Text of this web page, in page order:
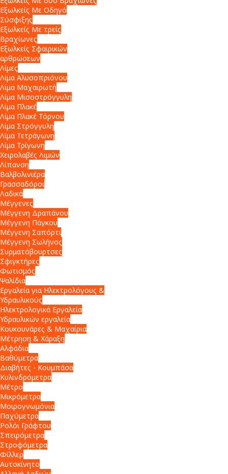
Εξωλκείς Με Οδηγό
Σύσφιξης
Εξωλκείς Με τρείς
Βραχίωνες
Εξωλκείς Σφαιρικών
αρθρώσεων
Λίμες
Λίμα Αλυσοπριόνου
Λίμα Μαχαιρωτή
Λίμα Μισοστρόγγυλη
Λίμα Πλακέ
Λίμα Πλακέ Τόρνου
Λίμα Στρόγγυλη
Λίμα Τετράγωνη
Λίμα Τρίγωνη
Χειρολαβές Λιμών
Λίπανση
Βαλβολινιέρα
Γρασσαδόροι
Λαδικά
Μέγγενες
Μέγγενη Δραπάνου
Μέγγενη Πάγκου
Μέγγενη Σαπόρτι
Μέγγενη Σωλήνος
Συρματόβουρτσες
Σφιγκτήρες
Φωτισμός
Ψαλίδια
Εργαλεία για Ηλεκτρολόγους &
Υδραυλικούς
Ηλεκτρολογικά Εργαλεία
Υδραυλικών εργαλεία
Κουκουνάρες & Μαχαίρια
Μέτρηση & Χάραξη
Αλφάδια
Βαθύμετρα
Διαβήτες - Κουμπάσα
Κυλινδρόμετρα
Μέτρο
Μικρόμετρα
Μοιρογνωμόνια
Παχύμετρα
Ρολόι Γράφτου
Σπειρόμετρα
Στροφόμετρα
Φίλλερ
Αυτοκίνητο